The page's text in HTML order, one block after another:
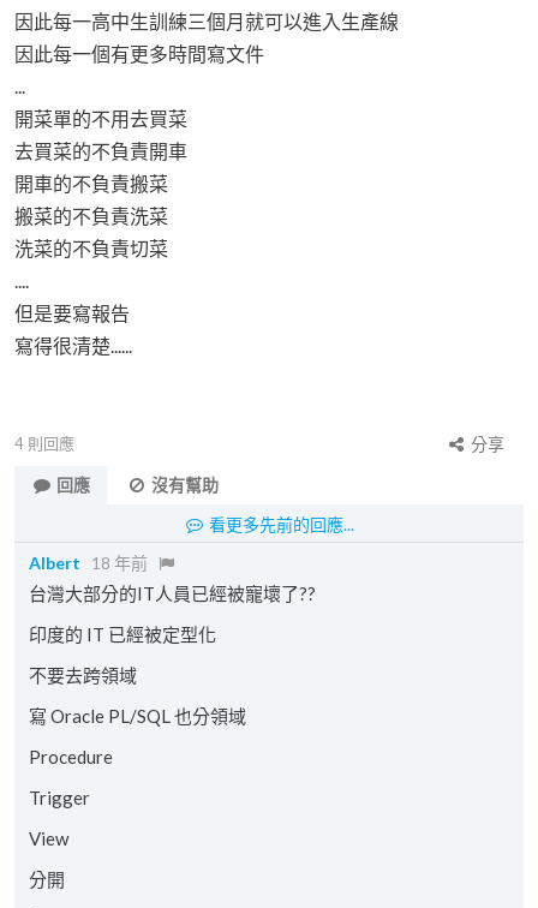
因此每一高中生訓練三個月就可以進入生產線
因此每一個有更多時間寫文件
...
開菜單的不用去買菜
去買菜的不負責開車
開車的不負責搬菜
搬菜的不負責洗菜
洗菜的不負責切菜
....
但是要寫報告
寫得很清楚......
4 則回應
分享
回應
沒有幫助
看更多先前的回應...
Albert
18 年前
台灣大部分的IT人員已經被寵壞了??
印度的 IT 已經被定型化
不要去跨領域
寫 Oracle PL/SQL 也分領域
Procedure
Trigger
View
分開